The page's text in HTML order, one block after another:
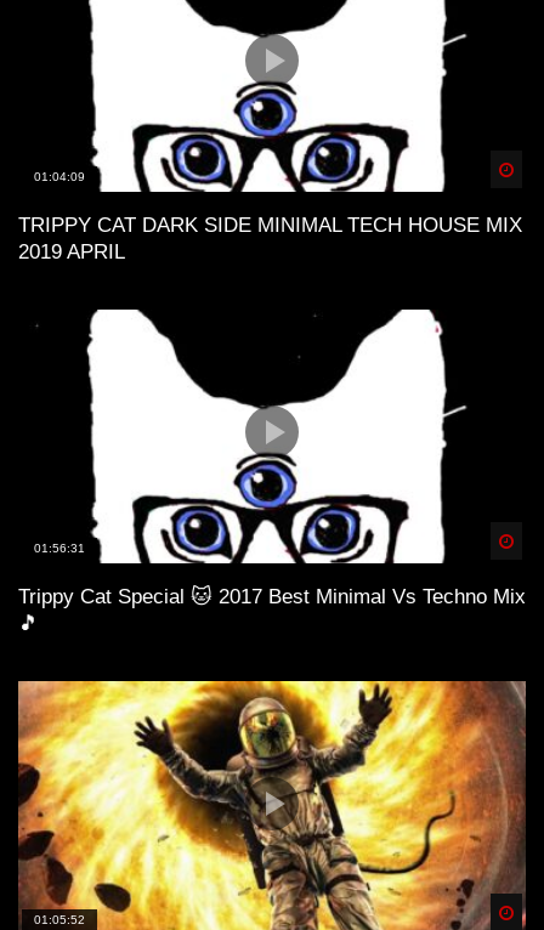
01:04:09
TRIPPY CAT DARK SIDE MINIMAL TECH HOUSE MIX
2019 APRIL
01:56:31
Trippy Cat Special 🐱 2017 Best Minimal Vs Techno Mix
🎵
01:05:52